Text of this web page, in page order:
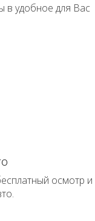
в удобное для Вас
осмотр и